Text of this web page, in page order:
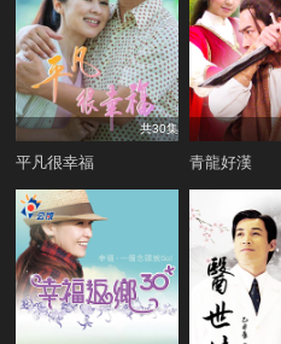
共30集
平凡很幸福 青龍好漢